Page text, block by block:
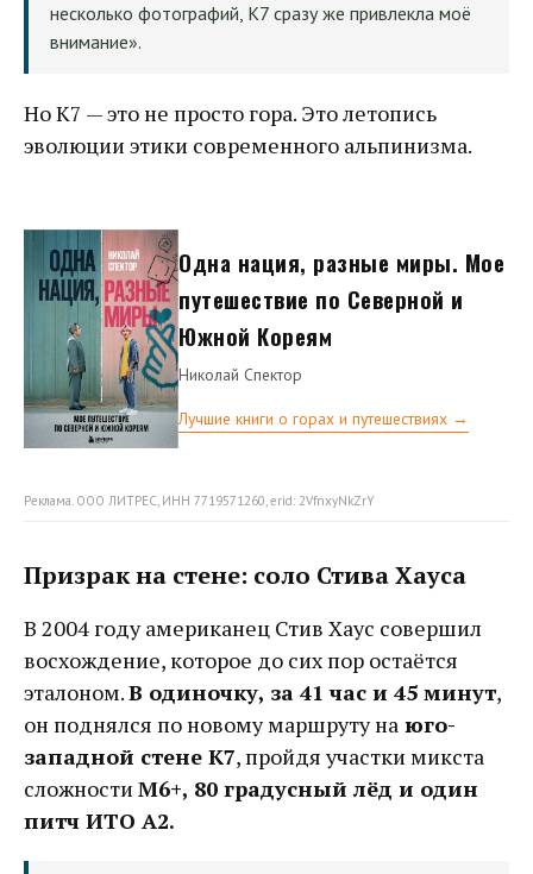
несколько фотографий, К7 сразу же привлекла моё
внимание».
Но К7 — это не просто гора. Это летопись
эволюции этики современного альпинизма.
Одна нация, разные миры. Мое
путешествие по Северной и
Южной Кореям
Николай Спектор
Лучшие книги о горах и путешествиях →
Реклама. ООО ЛИТРЕС, ИНН 7719571260, erid: 2VfnxyNkZrY
Призрак на стене: соло Стива Хауса
В 2004 году американец Стив Хаус совершил
восхождение, которое до сих пор остаётся
эталоном.В одиночку, за 41 час и 45 минут,
он поднялся по новому маршруту на юго-
западной стене К7, пройдя участки микста
сложности M6+, 80 градусный лёд и один
питч ИТО A2.